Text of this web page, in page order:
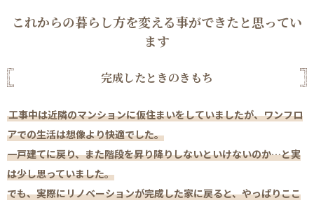
これからの暮らし方を変える事ができたと思ってい
ます
完成したときのきもち
工事中は近隣のマンションに仮住まいをしていましたが、ワンフロ
アでの生活は想像より快適でした。
一戸建てに戻り、また階段を昇り降りしないといけないのか…と実
は少し思っていました。
でも、実際にリノベーションが完成した家に戻ると、やっぱりここ